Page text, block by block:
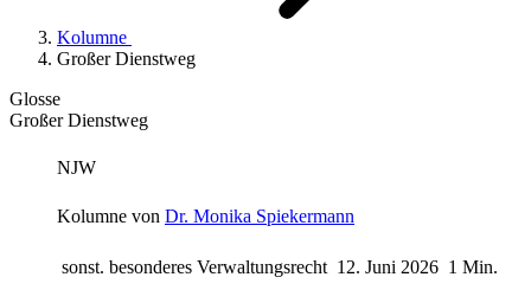
Kolumne
Großer Dienstweg
Glosse
Großer Dienstweg
NJW
Kolumne von Dr. Monika Spiekermann
sonst. besonderes Verwaltungsrecht 12. Juni 2026 1 Min.